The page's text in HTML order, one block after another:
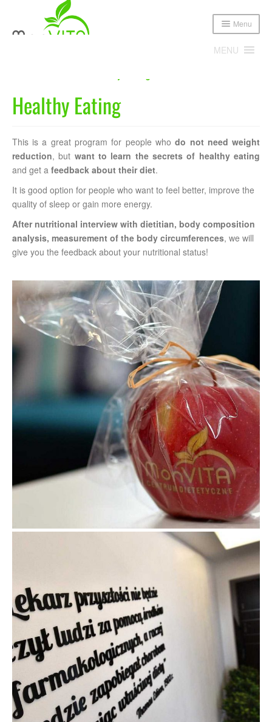
Menu
MENU
Poznajmy się!
Oferta
child
menu
Cennik
Sklep
Publikacje i media
Blog
Regulamin sklepu
Polityka prywatności
F.A.Q.
Healthy Eating
This is a great program for people who do not need weight
reduction, but want to learn the secrets of healthy eating
and get a feedback about their diet.
It is good option for people who want to feel better, improve the
quality of sleep or gain more energy.
After nutritional interview with dietitian, body composition
analysis, measurement of the body circumferences, we will
give you the feedback about your nutritional status!